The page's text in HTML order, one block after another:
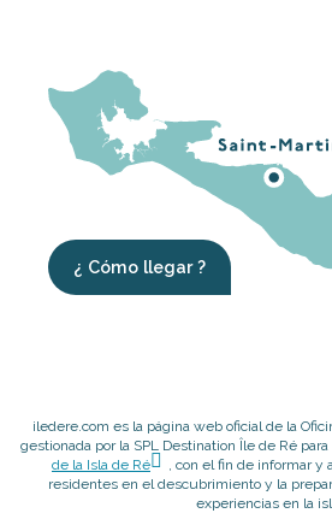
¿ Cómo llegar ?
iledere.com es la página web oficial de la
gestionada por la SPL Destination Île de Ré para
de la Isla de Ré
, con el fin de informar y
residentes en el descubrimiento y la
experiencias en la